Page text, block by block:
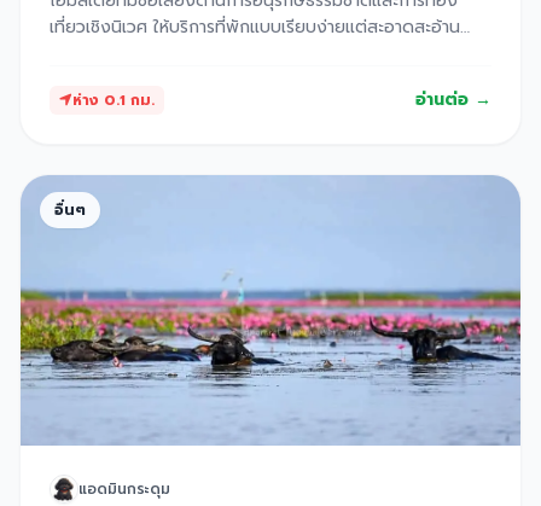
เที่ยวเชิงนิเวศ ให้บริการที่พักแบบเรียบง่ายแต่สะอาดสะอ้าน
ห่าง 0.1 กม. อ่านต่อ →
อื่นๆ
แอดมินกระดุม